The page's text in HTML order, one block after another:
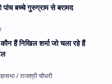
बच्चे गुरुग्राम से बरामद
निखिल शर्मा जो चला रहे हैं